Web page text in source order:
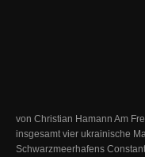
von Christian Hamann Am
insgesamt vier ukrainische
Schwarzmeerhafens